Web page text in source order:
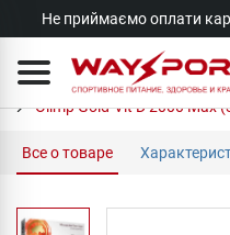
Не приймаємо оплати
Olimp Gold-Vit D 2000 Max
Все о товаре